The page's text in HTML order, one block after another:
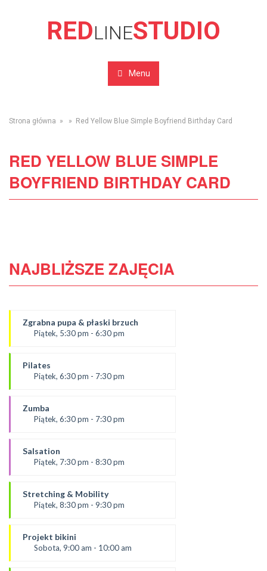
REDLINESTUDIO
Menu
Strona główna » » Red Yellow Blue Simple Boyfriend Birthday Card
RED YELLOW BLUE SIMPLE
BOYFRIEND BIRTHDAY CARD
NAJBLIŻSZE ZAJĘCIA
Zgrabna pupa & płaski brzuch
Piątek, 5:30 pm - 6:30 pm
Ola
SALA 1
Pilates
Piątek, 6:30 pm - 7:30 pm
Paulina
*Zajęcia dla dorosłych i dzieci
Zumba
Piątek, 6:30 pm - 7:30 pm
Kasia K.
*Zajęcia dla dorosłych i dzieci
Salsation
Piątek, 7:30 pm - 8:30 pm
Rafał
SALA 1
Stretching & Mobility
Piątek, 8:30 pm - 9:30 pm
Rafał
*Zajęcia dla dorosłych i dzieci
Projekt bikini
Sobota, 9:00 am - 10:00 am